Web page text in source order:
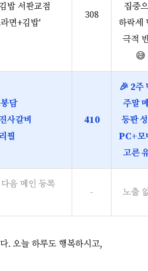
밥 서판교점
면+김밥'
308
집중
하락세
극적
😅
담
사갈비
필
410
🎉 2주
주말
등판
PC+모
고른
음 메인 등록
- 노출
. 오늘 하루도 행복하시고,